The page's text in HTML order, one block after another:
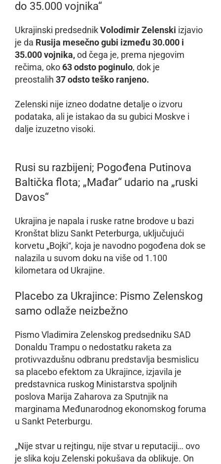
do 35.000 vojnika“
Ukrajinski predsednikVolodimirZelenski izjavio
je da Rusija mesečno gubi između 30.000 i
35.000 vojnika,od čega je, prema njegovim
rečima, oko63 odsto poginulo, dok je
preostalih 37 odsto teško ranjeno.
Zelenski nije izneo dodatne detalje o izvoru
podataka, ali je istakao da su gubici Moskve i
dalje izuzetno visoki.
Rusi su razbijeni; Pogođena Putinova
Baltička flota; „Mađar“ udario na „ruski
Davos“
Ukrajina je napala i ruske ratne brodove u bazi
Kronštat blizu Sankt Peterburga, uključujući
korvetu „Bojki“, koja je navodno pogođena dok se
nalazila u suvom doku na više od 1.100
kilometara od Ukrajine.
Placebo za Ukrajince: Pismo Zelenskog
samo odlaže neizbežno
Pismo Vladimira Zelenskog predsedniku SAD
Donaldu Trampu o nedostatku raketa za
protivvazdušnu odbranu predstavlja besmislicu
sa placebo efektom za Ukrajince, izjavila je
predstavnica ruskog Ministarstva spoljnih
poslova Marija Zaharova za Sputnjik na
marginama Međunarodnog ekonomskog foruma
u Sankt Peterburgu.
„Nije stvar u rejtingu, nije stvar u reputaciji… ovo
je slika koju Zelenski pokušava da oblikuje. On